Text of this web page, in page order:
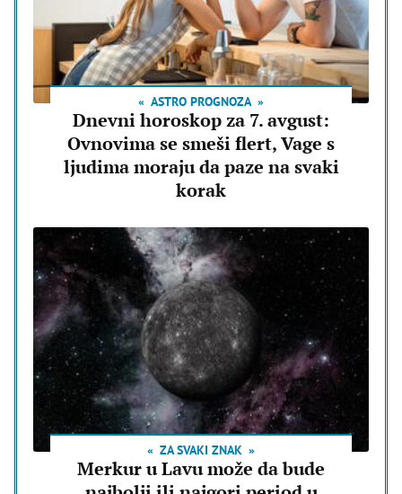
ASTRO PROGNOZA
Dnevni horoskop za 7. avgust:
Ovnovima se smeši flert, Vage s
ljudima moraju da paze na svaki
korak
ZA SVAKI ZNAK
Merkur u Lavu može da bude